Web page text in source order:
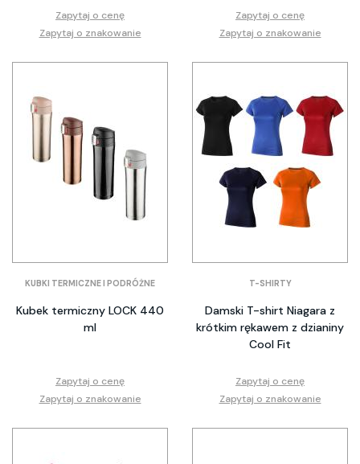
Zapytaj o cenę
Zapytaj o znakowanie
Zapytaj o cenę
Zapytaj o znakowanie
KUBKI TERMICZNE I PODRÓŻNE
Kubek termiczny LOCK 440
ml
Zapytaj o cenę
Zapytaj o znakowanie
T-SHIRTY
Damski T-shirt Niagara z
krótkim rękawem z dzianiny
Cool Fit
Zapytaj o cenę
Zapytaj o znakowanie